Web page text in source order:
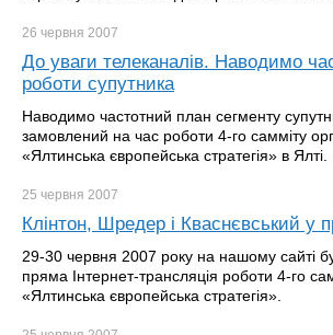
26 червня 2007
До уваги телеканалів. Наводимо
роботи супутника
Наводимо частотний план сегменту
замовлений на час роботи 4-го самміту
«Ялтинська європейська стратегія» в Ялті.
25 червня 2007
Клінтон, Шредер і Кваснєвський у
29-30 червня 2007 року на нашому сайті
пряма Інтернет-трансляція роботи 4-го
«Ялтинська європейська стратегія».